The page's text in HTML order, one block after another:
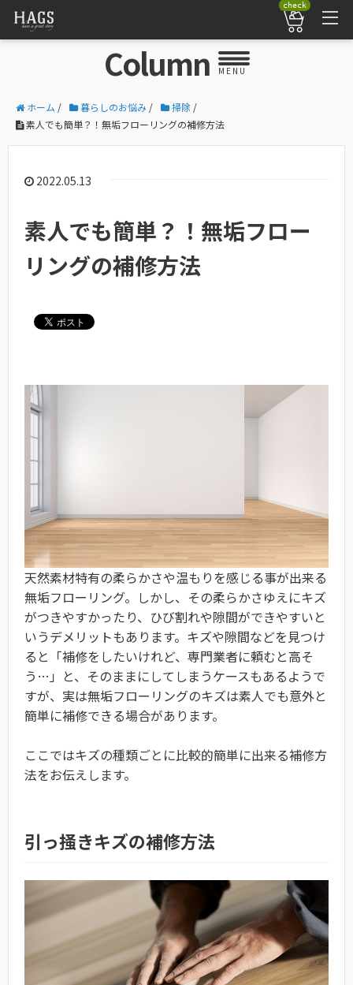
check
Column MENU
ホーム / 暮らしのお悩み / 掃除 /
素人でも簡単？！無垢フローリングの補修方法
2022.05.13
素人でも簡単？！無垢フロー
リングの補修方法
天然素材特有の柔らかさや温もりを感じる事が出来る
無垢フローリング。しかし、その柔らかさゆえにキズ
がつきやすかったり、ひび割れや隙間ができやすいと
いうデメリットもあります。キズや隙間などを見つけ
ると「補修をしたいけれど、専門業者に頼むと高そ
う…」と、そのままにしてしまうケースもあるようで
すが、実は無垢フローリングのキズは素人でも意外と
簡単に補修できる場合があります。
ここではキズの種類ごとに比較的簡単に出来る補修方
法をお伝えします。
引っ掻きキズの補修方法